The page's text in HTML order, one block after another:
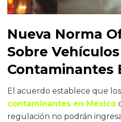
Nueva Norma
Sobre Vehículos
Contaminantes
El acuerdo establece que los
contaminantes en México
regulación no podrán